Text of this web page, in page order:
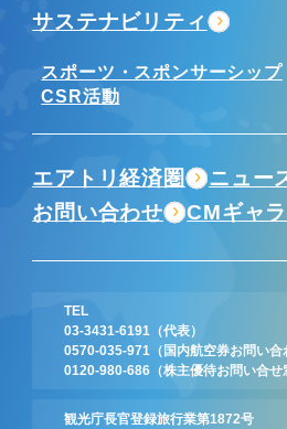
TEL
03-3431-6191
（代表）
0570-035-971
（国内航空券お問い合
0120-980-686 （株主優待お問い合せ
観光庁長官登録旅行業第1872号
サステナビリティ
スポーツ・スポンサーシップ
CSR活動
エアトリ経済圏 ニュー
お問い合わせ
CMギャ